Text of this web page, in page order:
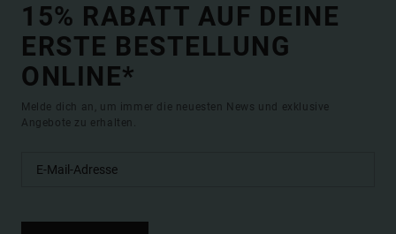
15% RABATT AUF DEINE
ERSTE BESTELLUNG
ONLINE*
Melde dich an, um immer die neuesten News und exklusive
Angebote zu erhalten.